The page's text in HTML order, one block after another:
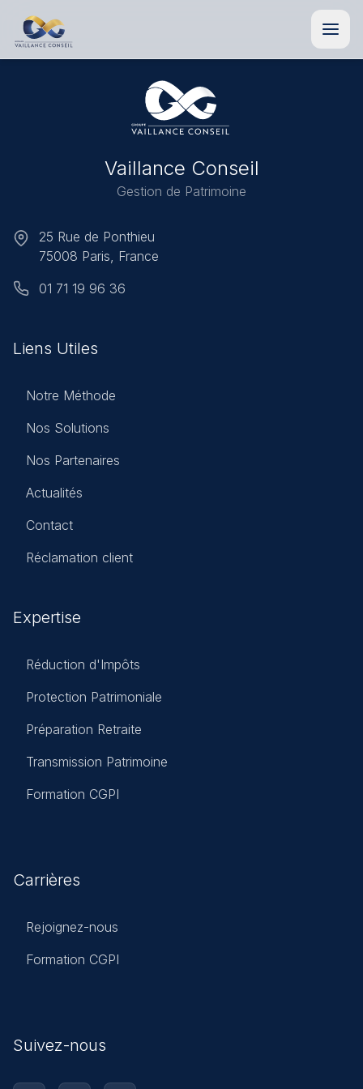
Vaillance Conseil
Gestion de Patrimoine
25 Rue de Ponthieu
75008 Paris, France
01 71 19 96 36
Liens Utiles
Notre Méthode
Nos Solutions
Nos Partenaires
Actualités
Contact
Réclamation client
Expertise
Réduction d'Impôts
Protection Patrimoniale
Préparation Retraite
Transmission Patrimoine
Formation CGPI
Carrières
Rejoignez-nous
Formation CGPI
Suivez-nous